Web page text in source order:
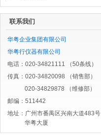
联系我们
华粤企业集团有限公司
华粤行仪器有限公司
电话：020-34821111 （50条线）
传真：020-34820098 （销售部）
020-34829878 （维修部）
邮编：511442
地址：广州市番禺区兴南大道483号
华粤大厦